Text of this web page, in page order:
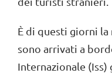
È di questi giorni
sono arrivati a
Internazionale